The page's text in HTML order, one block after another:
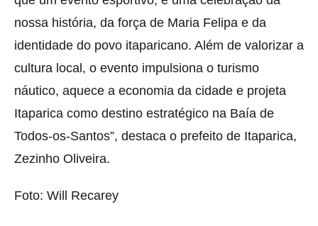
nossa história, da força de Maria Felipa e da
identidade do povo itaparicano. Além de valorizar a
cultura local, o evento impulsiona o turismo
náutico, aquece a economia da cidade e projeta
Itaparica como destino estratégico na Baía de
Todos-os-Santos”, destaca o prefeito de Itaparica,
Zezinho Oliveira.
Foto: Will Recarey